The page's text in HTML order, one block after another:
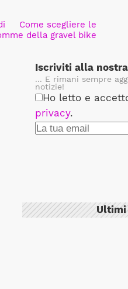
Come scegliere le
della gravel bike
Iscriviti alla
... E rimani sempre
notizie!
Ho letto e
privacy.